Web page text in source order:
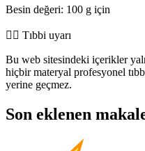
Besin değeri: 100 g için
👨‍⚕️️ Tıbbi uyarı
Bu web sitesindeki içerikler
hiçbir materyal profesyonel
yerine geçmez.
Son eklenen